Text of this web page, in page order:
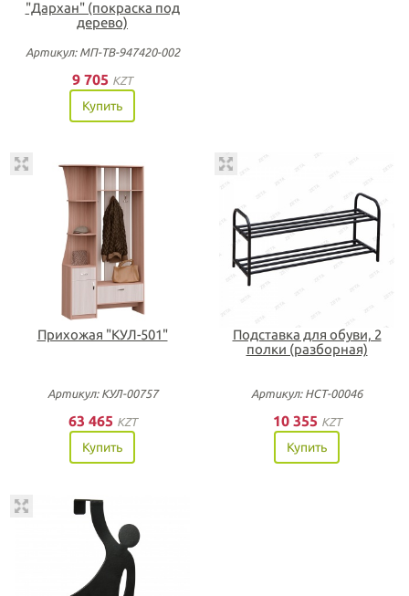
"Дархан" (покраска под
дерево)
Артикул: МП-ТВ-947420-002
9 705 KZT
Купить
Прихожая "КУЛ-501"
Артикул: КУЛ-00757
63 465 KZT
Купить
Подставка для обуви, 2
полки (разборная)
Артикул: НСТ-00046
10 355 KZT
Купить